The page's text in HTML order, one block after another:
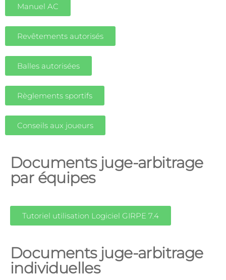
Manuel AC
Revêtements autorisés
Balles autorisées
Règlements sportifs
Conseils aux joueurs
Documents juge-arbitrage
par équipes
Tutoriel utilisation Logiciel GIRPE 7.4
Documents juge-arbitrage
individuelles